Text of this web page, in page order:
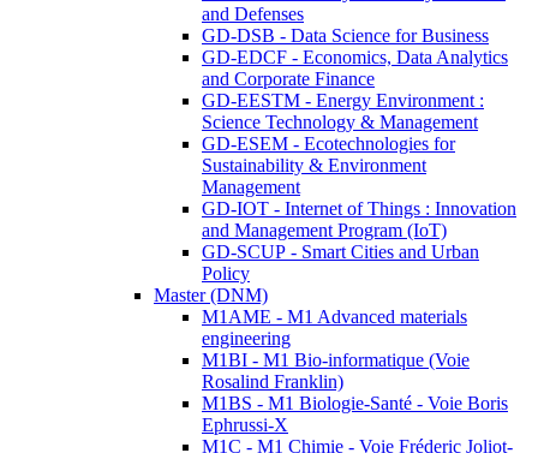
and Defenses
GD-DSB - Data Science for Business
GD-EDCF - Economics, Data Analytics
and Corporate Finance
GD-EESTM - Energy Environment :
Science Technology & Management
GD-ESEM - Ecotechnologies for
Sustainability & Environment
Management
GD-IOT - Internet of Things : Innovation
and Management Program (IoT)
GD-SCUP - Smart Cities and Urban
Policy
Master (DNM)
M1AME - M1 Advanced materials
engineering
M1BI - M1 Bio-informatique (Voie
Rosalind Franklin)
M1BS - M1 Biologie-Santé - Voie Boris
Ephrussi-X
M1C - M1 Chimie - Voie Fréderic Joliot-